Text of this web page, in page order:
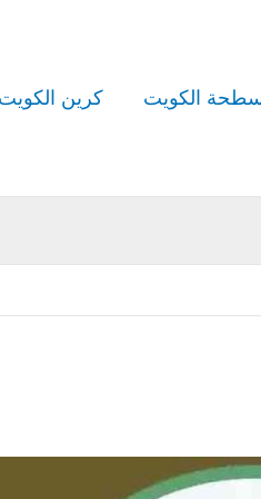
الكويت كرين الكويت